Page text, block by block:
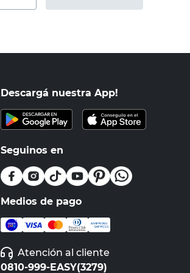
Descargá nuestra App!
Seguinos en
Medios de pago
Atención al cliente
0810-999-EASY(3279)